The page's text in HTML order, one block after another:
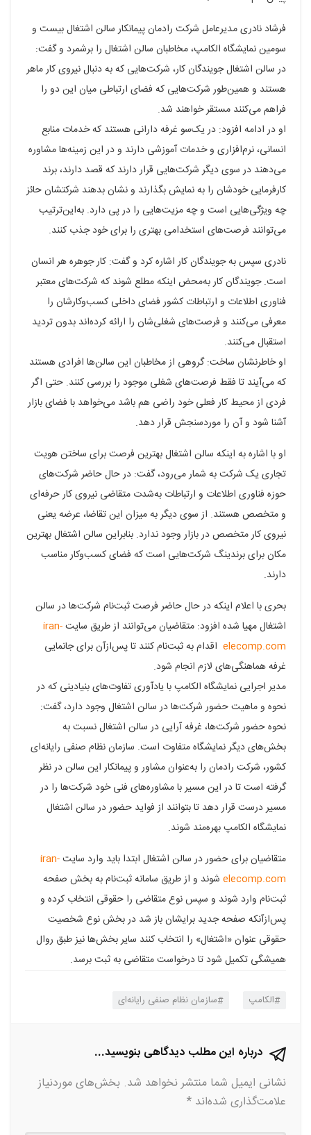
فرشاد نادری مدیرعامل شرکت رادمان پیمانکار سالن اشتغال بیست و
سومین نمایشگاه الکامپ، مخاطبان سالن اشتغال را برشمرد و گفت:
در سالن اشتغال جویندگان کار، شرکت‌هایی که به دنبال نیروی کار ماهر
هستند و همین‌طور شرکت‌هایی که فضای ارتباطی میان این دو را
فراهم می‌کنند مستقر خواهند شد.
او در ادامه افزود: در یک‌سو غرفه دارانی هستند که خدمات منابع
انسانی، نرم‌افزاری و خدمات آموزشی دارند و در این زمینه‌ها مشاوره
می‌دهند در سوی دیگر شرکت‌هایی قرار دارند که قصد دارند، برند
کارفرمایی خودشان را به نمایش بگذارند و نشان بدهند شرکتشان حائز
چه ویژگی‌هایی است و چه مزیت‌هایی را در پی دارد. به‌این‌ترتیب
می‌توانند فرصت‌های استخدامی بهتری را برای خود جذب کنند.
نادری سپس به جویندگان کار اشاره کرد و گفت: کار جوهره هر انسان
است. جویندگان کار به‌محض اینکه مطلع شوند که شرکت‌های معتبر
فناوری اطلاعات و ارتباطات کشور فضای داخلی کسب‌وکارشان را
معرفی می‌کنند و فرصت‌های شغلی‌شان را ارائه کرده‌اند بدون تردید
استقبال می‌کنند.
او خاطرنشان ساخت: گروهی از مخاطبان این سالن‌ها افرادی هستند
که می‌آیند تا فقط فرصت‌های شغلی موجود را بررسی کنند. حتی اگر
فردی از محیط کار فعلی خود راضی هم باشد می‌خواهد با فضای بازار
آشنا شود و آن را موردسنجش قرار دهد.
او با اشاره به اینکه سالن اشتغال بهترین فرصت برای ساختن هویت
تجاری یک شرکت به شمار می‌رود، گفت: در حال حاضر شرکت‌های
حوزه فناوری اطلاعات و ارتباطات به‌شدت متقاضی نیروی کار حرفه‌ای
و متخصص هستند. از سوی دیگر به میزان این تقاضا، عرضه یعنی
نیروی کار متخصص در بازار وجود ندارد. بنابراین سالن اشتغال بهترین
مکان برای برندینگ شرکت‌هایی است که فضای کسب‌وکار مناسب
دارند.
بحری با اعلام اینکه در حال حاضر فرصت ثبت‌نام شرکت‌ها در سالن
اشتغال مهیا شده افزود: متقاضیان می‌توانند از طریق سایتiran-
elecomp.com اقدام به ثبت‌نام کنند تا پس‌ازآن برای جانمایی
غرفه هماهنگی‌های لازم انجام شود.
مدیر اجرایی نمایشگاه الکامپ با یادآوری تفاوت‌های بنیادینی که در
نحوه و ماهیت حضور شرکت‌ها در سالن اشتغال وجود دارد، گفت:
نحوه حضور شرکت‌ها، غرفه آرایی در سالن اشتغال نسبت به
بخش‌های دیگر نمایشگاه متفاوت است. سازمان نظام صنفی رایانه‌ای
کشور، شرکت رادمان را به‌عنوان مشاور و پیمانکار این سالن در نظر
گرفته است تا در این مسیر با مشاوره‌های فنی خود شرکت‌ها را در
مسیر درست قرار دهد تا بتوانند از فواید حضور در سالن اشتغال
نمایشگاه الکامپ بهره‌مند شوند.
متقاضیان برای حضور در سالن اشتغال ابتدا باید وارد سایتiran-
elecomp.com شوند و از طریق سامانه ثبت‌نام به بخش صفحه
ثبت‌نام وارد شوند و سپس نوع متقاضی را حقوقی انتخاب کرده و
پس‌ازآنکه صفحه جدید برایشان باز شد در بخش نوع شخصیت
حقوقی عنوان «اشتغال» را انتخاب کنند سایر بخش‌ها نیز طبق روال
همیشگی تکمیل شود تا درخواست متقاضی به ثبت برسد.
الکامپ سازمان نظام صنفی رایانه‌ای
درباره این مطلب دیدگاهی بنویسید...
نشانی ایمیل شما منتشر نخواهد شد. بخش‌های موردنیاز
علامت‌گذاری شده‌اند *